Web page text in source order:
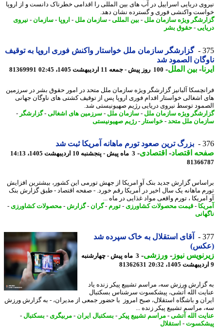
دریایی اسراییل در آب های بین المللی را اقدامی خطرناک دانست و از اروپا
واکنشی فوری و گسترده نشان دهد.
ویژه سازمان ملل -بین المللی-سازمان ملل -اروپا - سازمان -نیروی
-حقوق بشر
گزارشگر سازمان ملل خواستار واکنش فوری اروپا به توقیف
الصمود شد
-بین الملل-100 روز پیش - جمعه 11 اردیبهشت 1405، 02:45 81369991
آلبانیز گزارشگر ویژه سازمان ملل متحد در امور حقوق بشر در سرزمین
اشغالی خواستار اقدام فوری اروپا پس از توقیف کشتی های ناوگان جهانی
توسط نیروی دریایی رژیم صهیونیستی شد.
ویژه سازمان ملل -سازمان ملل -سرزمین های اشغالی-گزارشگر-
ملل متحد-خواستار-رژیم صهیونیستی
بزرگ ترین صعود تورم ماهانه آمریکا ثبت شد
اقتصاد-اقتصادی-3 ماه پیش - پنجشنبه 10 اردیبهشت 1405، 14:13
گزارش جدید بنک آو امریکا از جهش تورمی این کشور، بیشترین افزایش
ماهانه یک سال اخیر در آمریکا رقم خورد. - صفحه اقتصاد - طبق گزارش بنک
، تورم واقعی مواد غذایی در ماه ...
- قیمت محصولات کشاورزی- تورم-گران- گزارش -محصولات کشاورزی-
آقای استقلال به خاک سپرده شد
نیوز-ورزشی-
3 ماه پیش - چهارشنبه
81362631
ورزش سه، مراسم تشییع پیکر زنده یاد
الله آتشی، پیشکسوت سرشناس بسکتبال
و باشگاه استقلال، صبح امروز با حضور جمعی از مدیران، - به گزارش ورزش
مراسم تشییع پیکر زنده ...
الله آتشی-مراسم تشییع پیکر -بسکتبال ایران - مربیگری- بسکتبال-
-استقلال